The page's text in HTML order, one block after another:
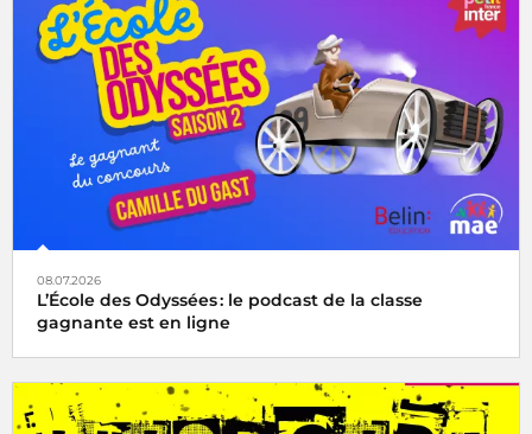
08.07.2026
L’École des Odyssées : le podcast de la classe
gagnante est en ligne